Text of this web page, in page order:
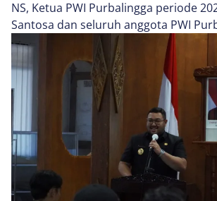
NS, Ketua PWI Purbalingga periode
Santosa dan seluruh anggota PWI